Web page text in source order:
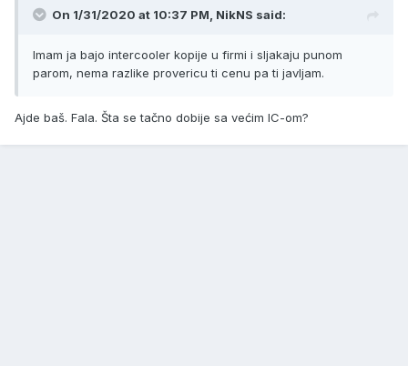
On 1/31/2020 at 10:37 PM, NikNS said:
Imam ja bajo intercooler kopije u firmi i sljakaju punom
parom, nema razlike provericu ti cenu pa ti javljam.
Ajde baš. Fala. Šta se tačno dobije sa većim IC-om?